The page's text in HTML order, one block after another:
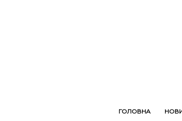
ГОЛОВНА